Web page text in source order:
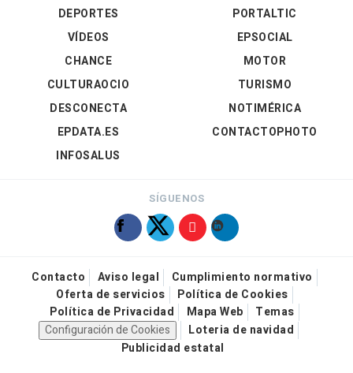
DEPORTES
VÍDEOS
PORTALTIC
EPSOCIAL
CHANCE
CULTURAOCIO
DESCONECTA
EPDATA.ES
INFOSALUS
MOTOR
TURISMO
NOTIMÉRICA
CONTACTOPHOTO
SÍGUENOS
Contacto Aviso legal
Cumplimiento normativo
Oferta de servicios
Política de Cookies
Política de Privacidad
Mapa Web
Temas
Configuración de Cookies
Loteria de navidad
Publicidad estatal